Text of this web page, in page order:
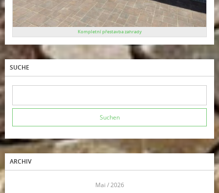
Kompletní přestavba zahrady
SUCHE
ARCHIV
Mai / 2026